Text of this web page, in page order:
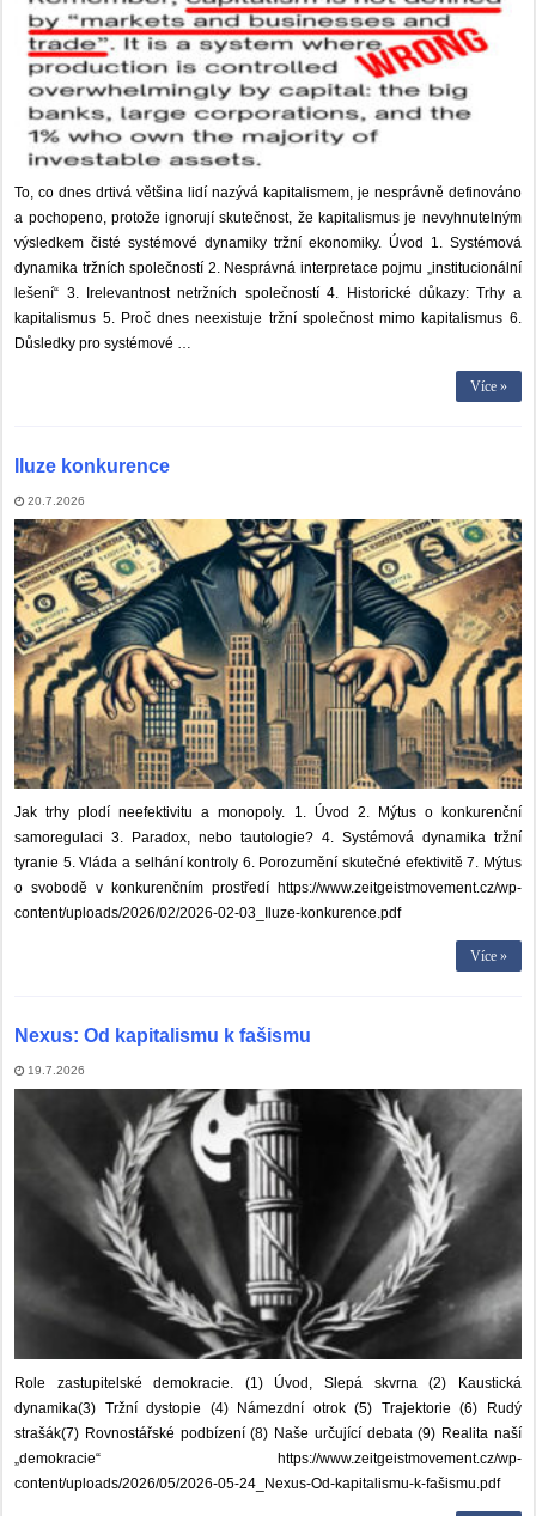
To, co dnes drtivá většina lidí nazývá kapitalismem, je nesprávně definováno
a pochopeno, protože ignorují skutečnost, že kapitalismus je nevyhnutelným
výsledkem čisté systémové dynamiky tržní ekonomiky. Úvod 1. Systémová
dynamika tržních společností 2. Nesprávná interpretace pojmu „institucionální
lešení“ 3. Irelevantnost netržních společností 4. Historické důkazy: Trhy a
kapitalismus 5. Proč dnes neexistuje tržní společnost mimo kapitalismus 6.
Důsledky pro systémové …
Více »
Iluze konkurence
20.7.2026
Jak trhy plodí neefektivitu a monopoly. 1. Úvod 2. Mýtus o konkurenční
samoregulaci 3. Paradox, nebo tautologie? 4. Systémová dynamika tržní
tyranie 5. Vláda a selhání kontroly 6. Porozumění skutečné efektivitě 7. Mýtus
o svobodě v konkurenčním prostředí https://www.zeitgeistmovement.cz/wp-
content/uploads/2026/02/2026-02-03_Iluze-konkurence.pdf
Více »
Nexus: Od kapitalismu k fašismu
19.7.2026
Role zastupitelské demokracie. (1) Úvod, Slepá skvrna (2) Kaustická
dynamika(3) Tržní dystopie (4) Námezdní otrok (5) Trajektorie (6) Rudý
strašák(7) Rovnostářské podbízení (8) Naše určující debata (9) Realita naší
„demokracie“ https://www.zeitgeistmovement.cz/wp-
content/uploads/2026/05/2026-05-24_Nexus-Od-kapitalismu-k-fašismu.pdf